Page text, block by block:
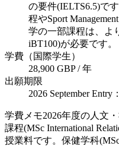
の要件(IELTS6.5)で
程やSport
学の一部課程は、よ
iBT100)が必要です。
学費（国際学生）
28,900 GBP / 年
出願期限
2026 September Entry
学費メモ2026年度の人文
課程(MSc International
授業料です。保健学科